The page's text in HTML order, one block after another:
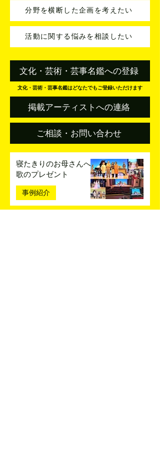
文化・芸術・芸事名鑑への登録
掲載アーティストへの連絡
ご相談・お問い合わせ
文化・芸術・芸事名鑑はどなたでもご登録いただけます
分野を横断した企画を考えたい
活動に関する悩みを相談したい
寝たきりのお母さんへ
歌のプレゼント
事例紹介